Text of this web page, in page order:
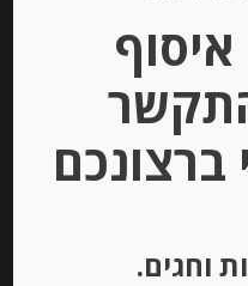
ברצונכם
וחגים.